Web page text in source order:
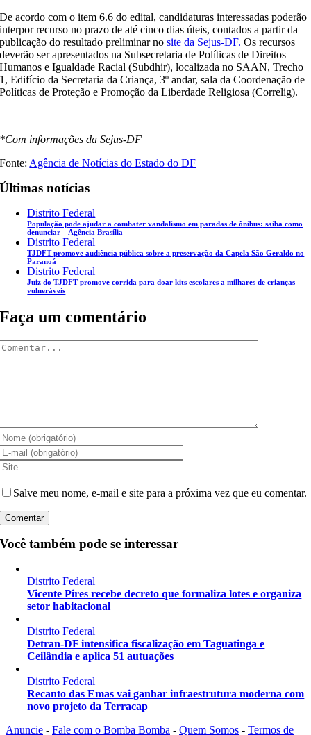
De acordo com o item 6.6 do edital, candidaturas interessadas poderão
interpor recurso no prazo de até cinco dias úteis, contados a partir da
publicação do resultado preliminar nosite da Sejus-DF. Os recursos
deverão ser apresentados na Subsecretaria de Políticas de Direitos
Humanos e Igualdade Racial (Subdhir), localizada no SAAN, Trecho
1, Edifício da Secretaria da Criança, 3º andar, sala da Coordenação de
Políticas de Proteção e Promoção da Liberdade Religiosa (Correlig).
*Com informações da Sejus-DF
Fonte: Agência de Notícias do Estado do DF
Últimas notícias
Distrito Federal
População pode ajudar a combater vandalismo em paradas de ônibus: saiba como
denunciar – Agência Brasília
Distrito Federal
TJDFT promove audiência pública sobre a preservação da Capela São Geraldo no
Paranoá
Distrito Federal
Juiz do TJDFT promove corrida para doar kits escolares a milhares de crianças
vulneráveis
Faça um comentário
Salve meu nome, e-mail e site para a próxima vez que eu comentar.
Você também pode se interessar
Distrito Federal
Vicente Pires recebe decreto que formaliza lotes e organiza
setor habitacional
Distrito Federal
Detran-DF intensifica fiscalização em Taguatinga e
Ceilândia e aplica 51 autuações
Distrito Federal
Recanto das Emas vai ganhar infraestrutura moderna com
novo projeto da Terracap
Anuncie - Fale com o Bomba Bomba - Quem Somos - Termos de